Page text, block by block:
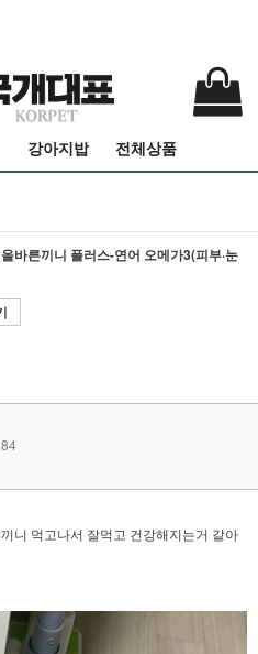
강아지밥 전체상품
바른끼니 플러스-연어 오메가3(피부·눈
니 먹고나서 잘먹고 건강해지는거 같아